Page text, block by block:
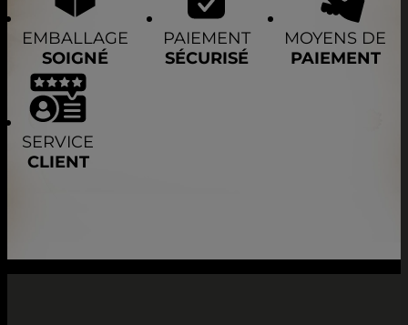
EMBALLAGE
SOIGNÉ
PAIEMENT
SÉCURISÉ
MOYENS DE
PAIEMENT
SERVICE
CLIENT